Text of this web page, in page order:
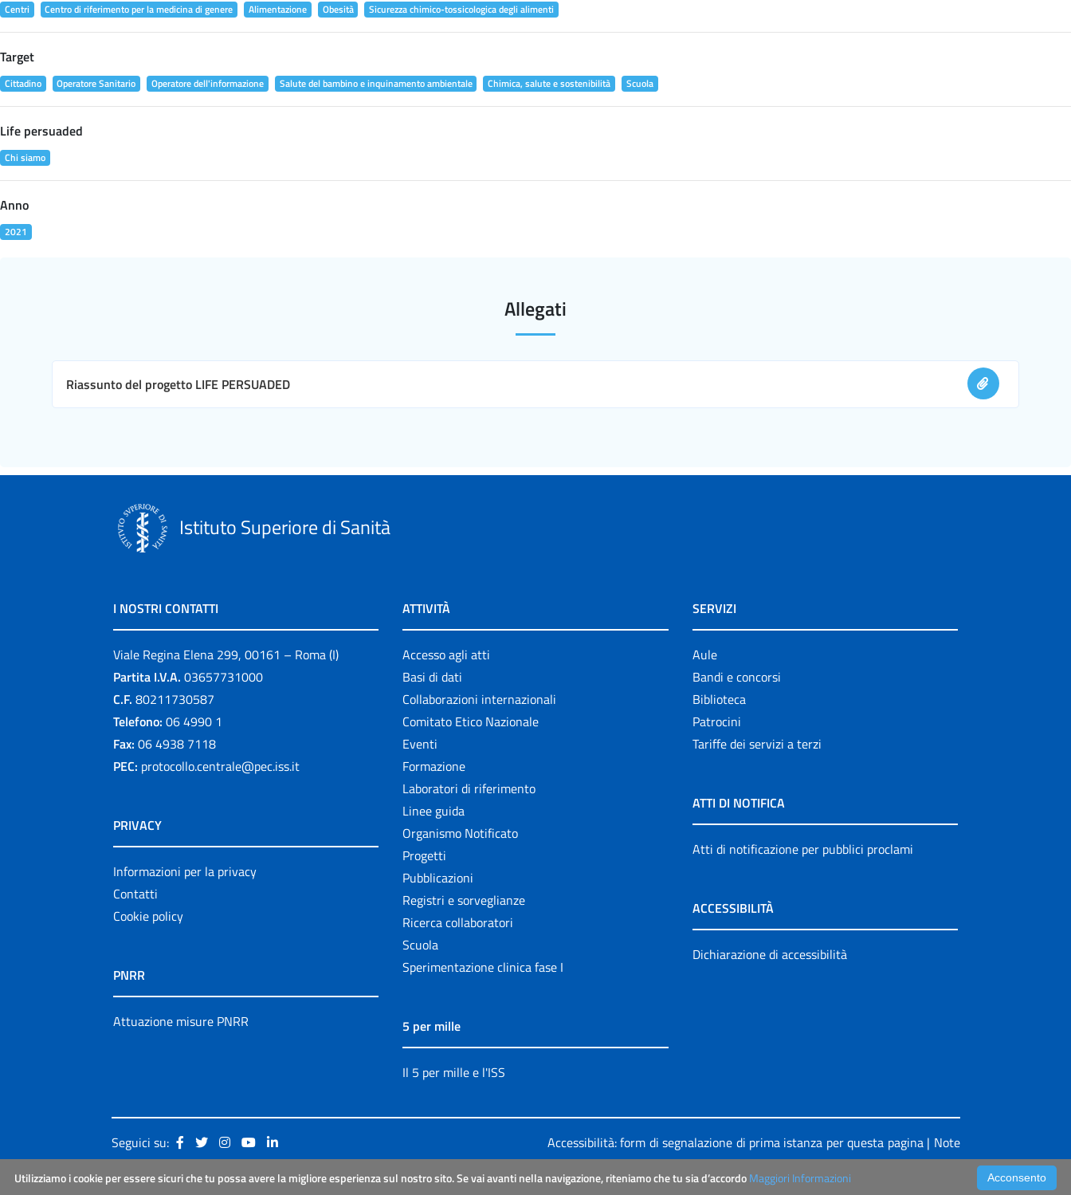
Centri Centro di riferimento per la medicina di genere Alimentazione Obesità Sicurezza chimico-tossicologica degli alimenti
Target
Cittadino Operatore Sanitario Operatore dell'informazione Salute del bambino e inquinamento ambientale Chimica, salute e sostenibilità Scuola
Life persuaded
Chi siamo
Anno
2021
Allegati
Riassunto del progetto LIFE PERSUADED
Istituto Superiore di Sanità
I NOSTRI CONTATTI
Viale Regina Elena 299, 00161 – Roma (I)
Partita I.V.A. 03657731000
C.F. 80211730587
Telefono: 06 4990 1
Fax: 06 4938 7118
PEC: protocollo.centrale@pec.iss.it
PRIVACY
Informazioni per la privacy
Contatti
Cookie policy
PNRR
Attuazione misure PNRR
ATTIVITÀ
Accesso agli atti
Basi di dati
Collaborazioni internazionali
Comitato Etico Nazionale
Eventi
Formazione
Laboratori di riferimento
Linee guida
Organismo Notificato
Progetti
Pubblicazioni
Registri e sorveglianze
Ricerca collaboratori
Scuola
Sperimentazione clinica fase I
5 per mille
Il 5 per mille e l'ISS
SERVIZI
Aule
Bandi e concorsi
Biblioteca
Patrocini
Tariffe dei servizi a terzi
ATTI DI NOTIFICA
Atti di notificazione per pubblici proclami
ACCESSIBILITÀ
Dichiarazione di accessibilità
Seguici su: Accessibilità: form di segnalazione di prima istanza per questa pagina| Note
Legali|Sitemap
Acconsento
Utilizziamo i cookie per essere sicuri che tu possa avere la migliore esperienza sul nostro sito. Se vai avanti nella navigazione, riteniamo che tu sia d’accordoMaggiori Informazioni